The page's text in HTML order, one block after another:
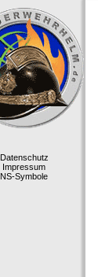
Datenschutz
Impressum
NS-Symbole